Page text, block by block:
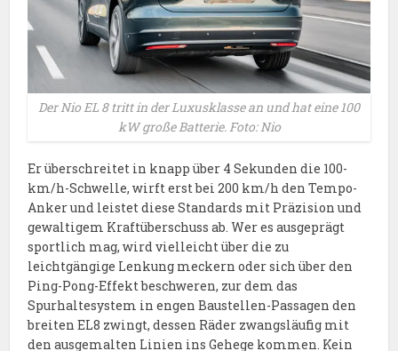
Der Nio EL 8 tritt in der Luxusklasse an und hat eine 100
kW große Batterie. Foto: Nio
Er überschreitet in knapp über 4 Sekunden die 100-
km/h-Schwelle, wirft erst bei 200 km/h den Tempo-
Anker und leistet diese Standards mit Präzision und
gewaltigem Kraftüberschuss ab. Wer es ausgeprägt
sportlich mag, wird vielleicht über die zu
leichtgängige Lenkung meckern oder sich über den
Ping-Pong-Effekt beschweren, zur dem das
Spurhaltesystem in engen Baustellen-Passagen den
breiten EL8 zwingt, dessen Räder zwangsläufig mit
den ausgemalten Linien ins Gehege kommen. Kein